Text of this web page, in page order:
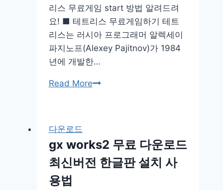
리스 무료게임 start 방법 알려드려
요! ■ 테트리스 무료게임하기 테트
리스는 러시아 프로그래머 알렉세이
파지노프(Alexey Pajitnov)가 1984
년에 개발한…
Read More테
료
게
다운로드
gx works2 무료 다운로드
최신버전 한글판 설치 사
용법